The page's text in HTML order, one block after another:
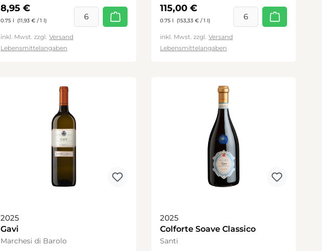
Regulärer Preis:
8,95 €
0.75 l (11,93 € / 1 l)
inkl. Mwst. zzgl. Versand
Lebensmittelangaben
Regulärer Preis:
115,00 €
0.75 l (153,33 € / 1 l)
inkl. Mwst. zzgl. Versand
Lebensmittelangaben
2025
Gavi
Marchesi di Barolo
2025
Colforte Soave Classico
Santi